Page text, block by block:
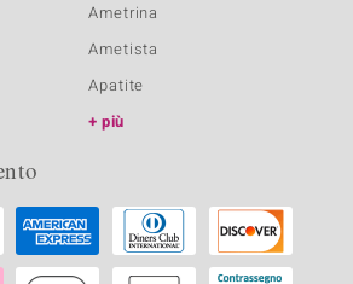
Ametrina
Ametista
Apatite
più